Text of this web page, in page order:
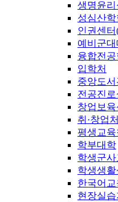
생명윤
성심산
인권센
예비군대
융합전공
입학처
중앙도서
전공진
창업보육
취·창업처
평생교
학부대학
학생군
학생생
한국어교
현장실습